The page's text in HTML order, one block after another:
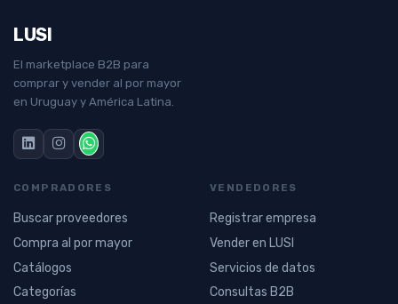
LUSI
El marketplace B2B para
comprar y vender al por mayor
en Uruguay y América Latina.
COMPRADORES
Buscar proveedores
Compra al por mayor
Catálogos
Categorías
VENDEDORES
Registrar empresa
Vender en LUSI
Servicios de datos
Consultas B2B